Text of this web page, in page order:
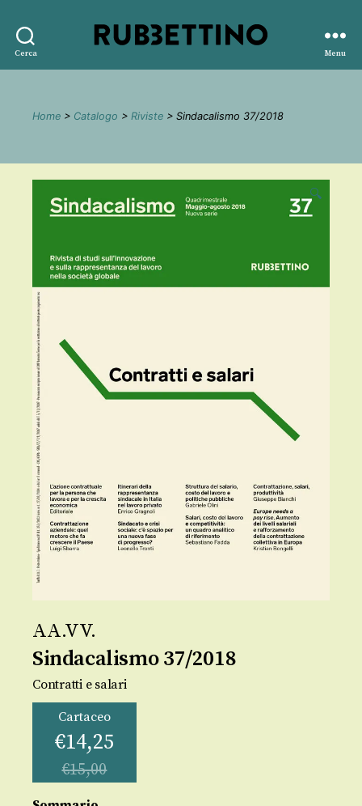
Cerca
editore
Menu
Home > Catalogo > Riviste > Sindacalismo 37/2018
🔍
AA.VV.
Sindacalismo 37/2018
Contratti e salari
Cartaceo
€14,25
€15,00